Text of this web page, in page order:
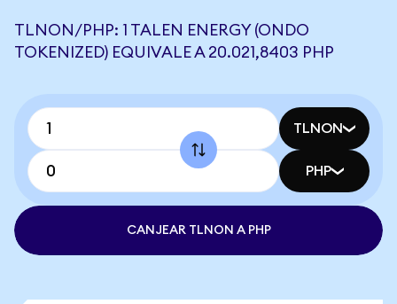
TLNON/PHP: 1 TALEN ENERGY (ONDO
TOKENIZED) EQUIVALE A 20.021,8403 PHP
TLNON
PHP
CANJEAR TLNON A PHP